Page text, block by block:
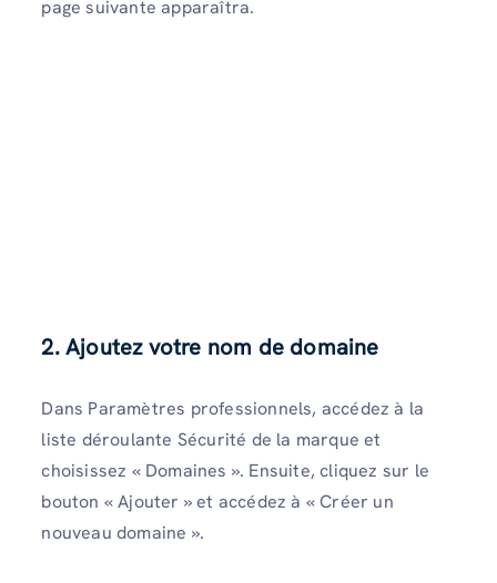
page suivante apparaîtra.
2. Ajoutez votre nom de domaine
Dans Paramètres professionnels, accédez à la
liste déroulante Sécurité de la marque et
choisissez « Domaines ». Ensuite, cliquez sur le
bouton « Ajouter » et accédez à « Créer un
nouveau domaine ».